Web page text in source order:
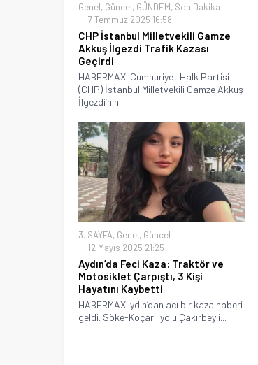
Genel, Güncel, GÜNDEM, Son Dakika
7 Temmuz 2025 16:58
CHP İstanbul Milletvekili Gamze
Akkuş İlgezdi Trafik Kazası
Geçirdi
HABERMAX. Cumhuriyet Halk Partisi
(CHP) İstanbul Milletvekili Gamze Akkuş
İlgezdi’nin...
3. SAYFA, Genel, Güncel
12 Mayıs 2025 21:25
Aydın’da Feci Kaza: Traktör ve
Motosiklet Çarpıştı, 3 Kişi
Hayatını Kaybetti
HABERMAX. ydın’dan acı bir kaza haberi
geldi. Söke-Koçarlı yolu Çakırbeyli...